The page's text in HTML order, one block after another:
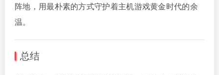
阵地，用最朴素的方式守护着主机游戏黄金时代的余
温。
总结